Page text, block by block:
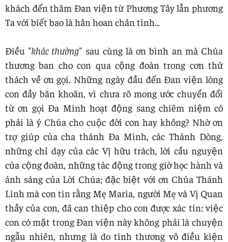
khách đến thăm Đan viện từ Phương Tây lẫn phương
Ta với biết bao là hân hoan chân tình…
Điều "khác thường" sau cùng là ơn bình an mà Chúa
thương ban cho con qua cộng đoàn trong cơn thử
thách về ơn gọi. Những ngày đầu đến Đan viện lòng
con đầy băn khoăn, vì chưa rõ mong ước chuyển đổi
từ ơn gọi Đa Minh hoạt động sang chiêm niệm có
phải là ý Chúa cho cuộc đời con hay không? Nhờ ơn
trợ giúp của cha thánh Đa Minh, các Thánh Dòng,
những chỉ dạy của các Vị hữu trách, lời cầu nguyện
của cộng đoàn, những tác động trong giờ học hành và
ánh sáng của Lời Chúa; đặc biệt với ơn Chúa Thánh
Linh mà con tin rằng Mẹ Maria, người Mẹ và Vị Quan
thầy của con, đã can thiệp cho con được xác tín: việc
con có mặt trong Đan viện này không phải là chuyện
ngẫu nhiên, nhưng là do tình thương vô điều kiện